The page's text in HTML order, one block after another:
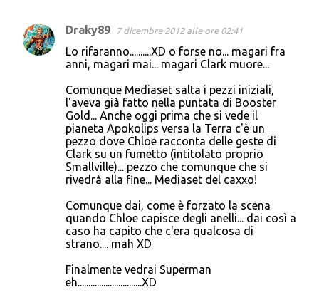
C
Draky89 7 dicembre 2012 alle ore 02:41
Lo rifaranno..........XD o forse no... magari fra
anni, magari mai... magari Clark muore...
Comunque Mediaset salta i pezzi iniziali,
l'aveva già fatto nella puntata di Booster
Gold... Anche oggi prima che si vede il
pianeta Apokolips versa la Terra c'è un
pezzo dove Chloe racconta delle geste di
Clark su un fumetto (intitolato proprio
Smallville)... pezzo che comunque che si
rivedrà alla fine... Mediaset del caxxo!
Comunque dai, come è forzato la scena
quando Chloe capisce degli anelli... dai così a
caso ha capito che c'era qualcosa di
strano.... mah XD
Finalmente vedrai Superman
eh..............................XD